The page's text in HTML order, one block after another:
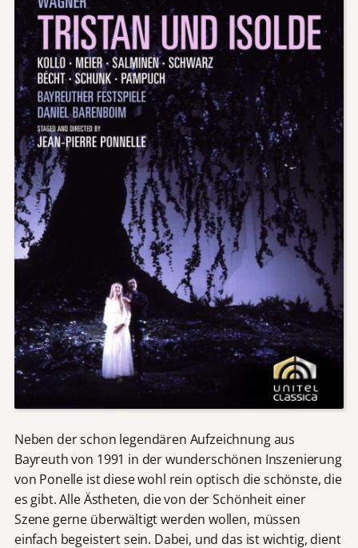
Neben der schon legendären Aufzeichnung aus
Bayreuth von 1991 in der wunderschönen Inszenierung
von Ponelle ist diese wohl rein optisch die schönste, die
es gibt. Alle Ästheten, die von der Schönheit einer
Szene gerne überwältigt werden wollen, müssen
einfach begeistert sein. Dabei, und das ist wichtig, dient